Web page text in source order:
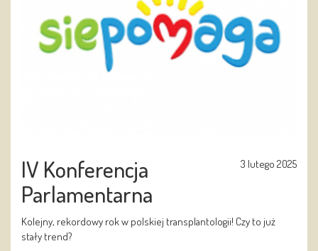
3 lutego 2025
IV Konferencja
Parlamentarna
Kolejny, rekordowy rok w polskiej transplantologii! Czy to już
stały trend?